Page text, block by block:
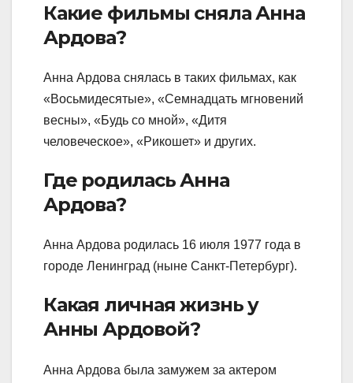
Какие фильмы сняла Анна
Ардова?
Анна Ардова снялась в таких фильмах, как
«Восьмидесятые», «Семнадцать мгновений
весны», «Будь со мной», «Дитя
человеческое», «Рикошет» и других.
Где родилась Анна
Ардова?
Анна Ардова родилась 16 июля 1977 года в
городе Ленинград (ныне Санкт-Петербург).
Какая личная жизнь у
Анны Ардовой?
Анна Ардова была замужем за актером